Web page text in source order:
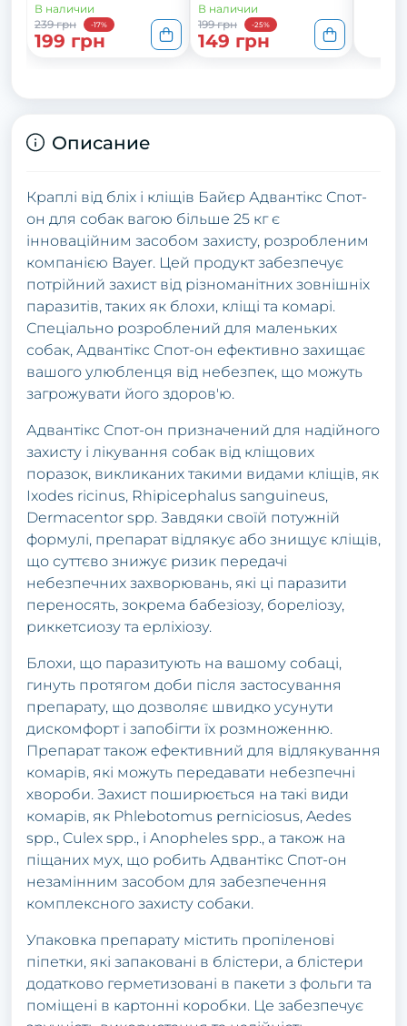
В наличии
239 грн
-17%
199 грн
В наличии
199 грн
-25%
149 грн
Описание
Краплі від бліх і кліщів Байєр Адвантікс Спот-
он для собак вагою більше 25 кг є
інноваційним засобом захисту, розробленим
компанією Bayer. Цей продукт забезпечує
потрійний захист від різноманітних зовнішніх
паразитів, таких як блохи, кліщі та комарі.
Спеціально розроблений для маленьких
собак, Адвантікс Спот-он ефективно захищає
вашого улюбленця від небезпек, що можуть
загрожувати його здоров'ю.
Адвантікс Спот-он призначений для надійного
захисту і лікування собак від кліщових
поразок, викликаних такими видами кліщів, як
Ixodes ricinus, Rhipicephalus sanguineus,
Dermacentor spp. Завдяки своїй потужній
формулі, препарат відлякує або знищує кліщів,
що суттєво знижує ризик передачі
небезпечних захворювань, які ці паразити
переносять, зокрема бабезіозу, бореліозу,
риккетсиозу та ерліхіозу.
Блохи, що паразитують на вашому собаці,
гинуть протягом доби після застосування
препарату, що дозволяє швидко усунути
дискомфорт і запобігти їх розмноженню.
Препарат також ефективний для відлякування
комарів, які можуть передавати небезпечні
хвороби. Захист поширюється на такі види
комарів, як Phlebotomus perniciosus, Aedes
spp., Culex spp., і Anopheles spp., а також на
піщаних мух, що робить Адвантікс Спот-он
незамінним засобом для забезпечення
комплексного захисту собаки.
Упаковка препарату містить пропіленові
піпетки, які запаковані в блістери, а блістери
додатково герметизовані в пакети з фольги та
поміщені в картонні коробки. Це забезпечує